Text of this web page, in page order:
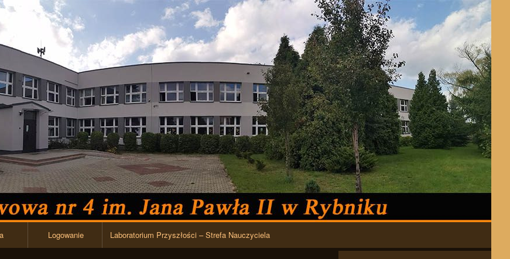
Przejdź do zawartości
Logowanie Laboratorium Przyszłości – Strefa Nauczyciela